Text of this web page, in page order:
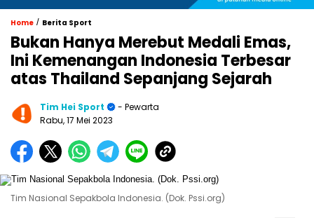
Home / Berita Sport
Bukan Hanya Merebut Medali Emas,
Ini Kemenangan Indonesia Terbesar
atas Thailand Sepanjang Sejarah
Tim Hei Sport
- Pewarta
Rabu, 17 Mei 2023
Tim Nasional Sepakbola Indonesia. (Dok. Pssi.org)